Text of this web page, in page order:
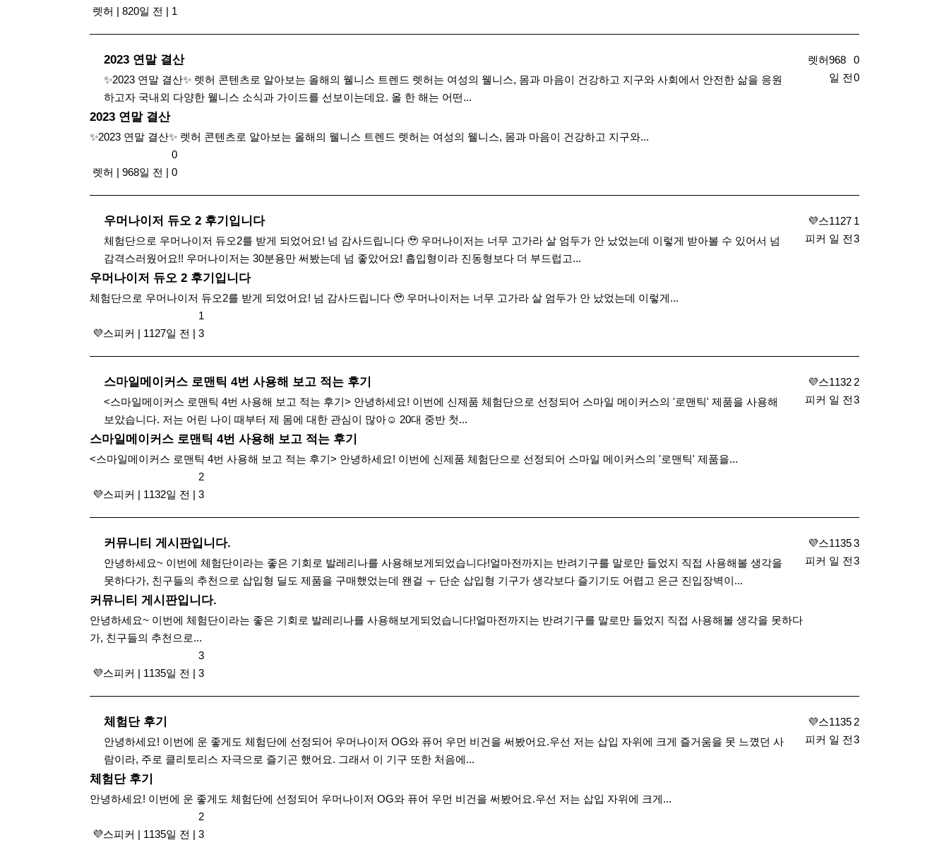
​ 렛허 | 820일 전 | 1
2023 연말 결산
✨2023 연말 결산✨ 렛허 콘텐츠로 알아보는 올해의 웰니스 트렌드 렛허는 여성의 웰니스, 몸과 마음이 건강하고 지구와 사회에서 안전한 삶을 응원
하고자 국내외 다양한 웰니스 소식과 가이드를 선보이는데요. 올 한 해는 어떤...
2023 연말 결산
✨2023 연말 결산✨ 렛허 콘텐츠로 알아보는 올해의 웰니스 트렌드 렛허는 여성의 웰니스, 몸과 마음이 건강하고 지구와...
​ 렛허 | 968일 전 |
0
0
​ 렛허968
일 전
0
0
우머나이저 듀오 2 후기입니다
체험단으로 우머나이저 듀오2를 받게 되었어요! 넘 감사드립니다 🥹 우머나이저는 너무 고가라 살 엄두가 안 났었는데 이렇게 받아볼 수 있어서 넘
감격스러웠어요!! 우머나이저는 30분용만 써봤는데 넘 좋았어요! 흡입형이라 진동형보다 더 부드럽고...
우머나이저 듀오 2 후기입니다
체험단으로 우머나이저 듀오2를 받게 되었어요! 넘 감사드립니다 🥹 우머나이저는 너무 고가라 살 엄두가 안 났었는데 이렇게...
​ 💜스피커 | 1127일 전 |
1
3
​ 💜스
피커
1127
일 전
1
3
스마일메이커스 로맨틱 4번 사용해 보고 적는 후기
<스마일메이커스 로맨틱 4번 사용해 보고 적는 후기> 안녕하세요! 이번에 신제품 체험단으로 선정되어 스마일 메이커스의 '로맨틱' 제품을 사용해
보았습니다. 저는 어린 나이 때부터 제 몸에 대한 관심이 많아☺️ 20대 중반 첫...
스마일메이커스 로맨틱 4번 사용해 보고 적는 후기
<스마일메이커스 로맨틱 4번 사용해 보고 적는 후기> 안녕하세요! 이번에 신제품 체험단으로 선정되어 스마일 메이커스의 '로맨틱' 제품을...
​ 💜스피커 | 1132일 전 |
2
3
​ 💜스
피커
1132
일 전
2
3
커뮤니티 게시판입니다.
안녕하세요~ 이번에 체험단이라는 좋은 기회로 발레리나를 사용해보게되었습니다!얼마전까지는 반려기구를 말로만 들었지 직접 사용해볼 생각을
못하다가, 친구들의 추천으로 삽입형 딜도 제품을 구매했었는데 왠걸 ㅜ 단순 삽입형 기구가 생각보다 즐기기도 어렵고 은근 진입장벽이...
커뮤니티 게시판입니다.
안녕하세요~ 이번에 체험단이라는 좋은 기회로 발레리나를 사용해보게되었습니다!얼마전까지는 반려기구를 말로만 들었지 직접 사용해볼 생각을 못하다
가, 친구들의 추천으로...
​ 💜스피커 | 1135일 전 |
3
3
​ 💜스
피커
1135
일 전
3
3
체험단 후기
안녕하세요! 이번에 운 좋게도 체험단에 선정되어 우머나이저 OG와 퓨어 우먼 비건을 써봤어요.우선 저는 삽입 자위에 크게 즐거움을 못 느꼈던 사
람이라, 주로 클리토리스 자극으로 즐기곤 했어요. 그래서 이 기구 또한 처음에...
체험단 후기
안녕하세요! 이번에 운 좋게도 체험단에 선정되어 우머나이저 OG와 퓨어 우먼 비건을 써봤어요.우선 저는 삽입 자위에 크게...
​ 💜스피커 | 1135일 전 |
2
3
​ 💜스
피커
1135
일 전
2
3